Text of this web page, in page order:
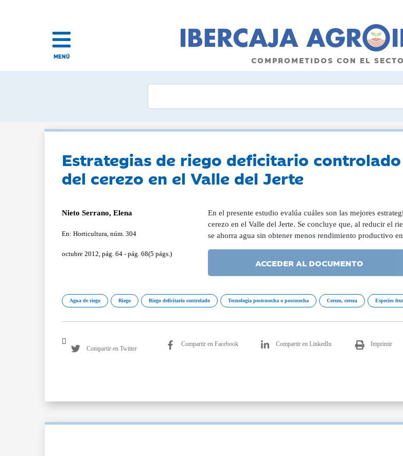
MENÚ COMPROMETIDOS CON EL
Estrategias de riego deficitario
del cerezo en el Valle del Jerte
Nieto Serrano, Elena
En: Horticultura, núm. 304
octubre 2012, pág. 64 - pág. 68(5 págs.)
En el presente estudio evalúa cuáles son las mejores
cerezo en el Valle del Jerte. Se concluye que, al reducir el
se ahorra agua sin obtener menos rendimiento productivo
ACCEDER AL DOCUMENTO
Agua de riego Riego Riego deficitario controlado Tecnología postcosecha o poscosecha Cerezo, cereza Especies
Compartir en Twitter
Compartir en Facebook Compartir en LinkedIn Imprimir